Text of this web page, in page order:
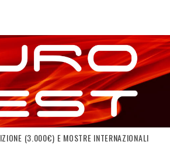
(3.000€) E MOSTRE INTERNAZIONALI